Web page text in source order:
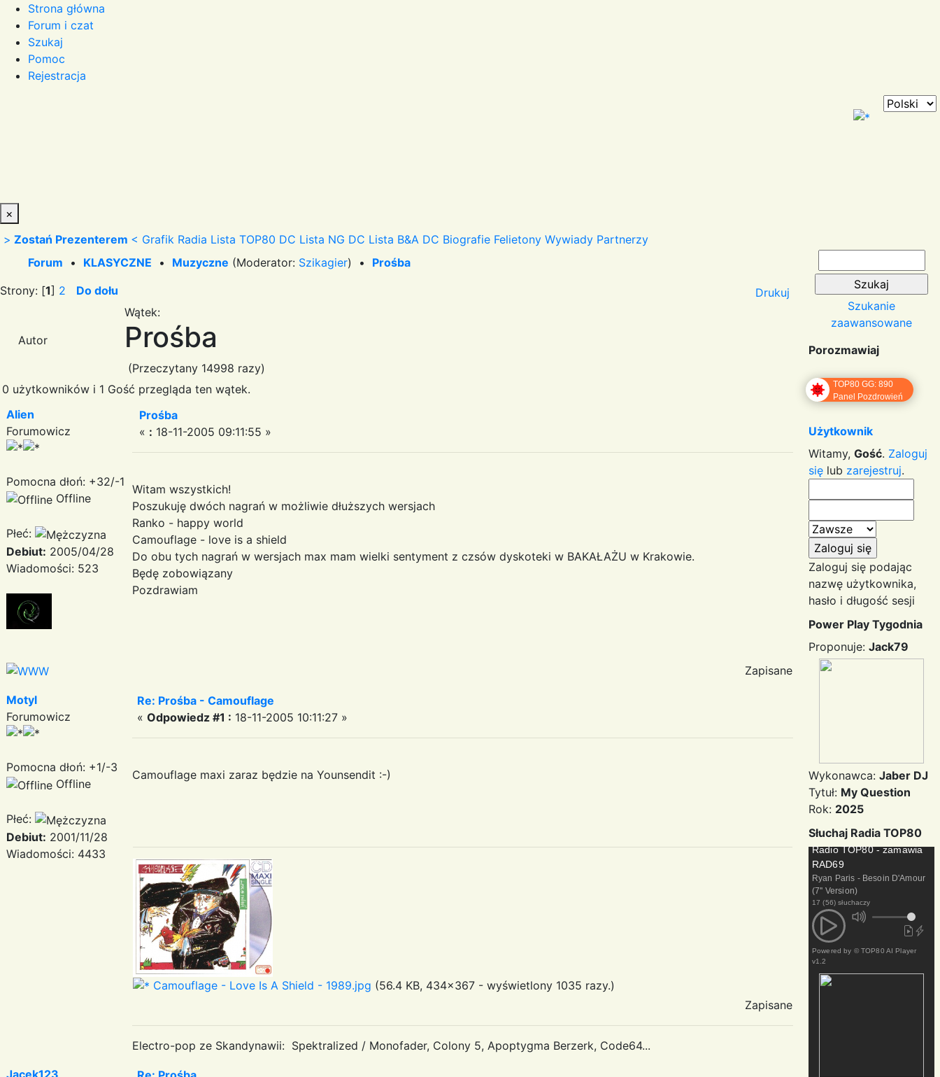
Strona główna
Forum i czat
Szukaj
Pomoc
Rejestracja
×
> Zostań Prezenterem < Grafik Radia Lista TOP80 DC Lista NG DC Lista B&A DC Biografie Felietony Wywiady Partnerzy
Forum • KLASYCZNE • Muzyczne (Moderator: Szikagier) • Prośba
Strony: [1] 2 Do dołu Drukuj
Autor
Wątek:
Prośba
(Przeczytany 14998 razy)
0 użytkowników i 1 Gość przegląda ten wątek.
Alien
Forumowicz
Pomocna dłoń: +32/-1
Offline
Płeć:
Debiut: 2005/04/28
Wiadomości: 523
Prośba
« : 18-11-2005 09:11:55 »
Witam wszystkich!
Poszukuję dwóch nagrań w możliwie dłuższych wersjach
Ranko - happy world
Camouflage - love is a shield
Do obu tych nagrań w wersjach max mam wielki sentyment z czsów dyskoteki w BAKAŁAŻU w Krakowie.
Będę zobowiązany
Pozdrawiam
Zapisane
Motyl
Forumowicz
Pomocna dłoń: +1/-3
Offline
Płeć:
Debiut: 2001/11/28
Wiadomości: 4433
Re: Prośba - Camouflage
« Odpowiedz #1 : 18-11-2005 10:11:27 »
Camouflage maxi zaraz będzie na Younsendit :-)
Camouflage - Love Is A Shield - 1989.jpg (56.4 KB, 434x367 - wyświetlony 1035 razy.)
Zapisane
Electro-pop ze Skandynawii: Spektralized / Monofader, Colony 5, Apoptygma Berzerk, Code64...
Jacek123
Szukanie
zaawansowane
Porozmawiaj
TOP80 GG: 890
Panel Pozdrowień
Użytkownik
Witamy, Gość. Zaloguj
się lub zarejestruj.
Zaloguj się podając
nazwę użytkownika,
hasło i długość sesji
Power Play Tygodnia
Proponuje: Jack79
Wykonawca: Jaber DJ
Tytuł: My Question
Rok: 2025
Słuchaj Radia TOP80
Radio TOP80 - zamawia
RAD69
Ryan Paris - Besoin D'Amour
(7'' Version)
17 (56) słuchaczy
Powered by © TOP80 AI Player
v1.2